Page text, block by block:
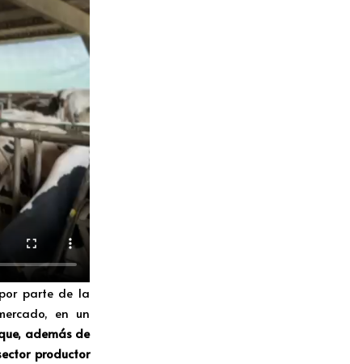
parte de la
en un
además de
productor